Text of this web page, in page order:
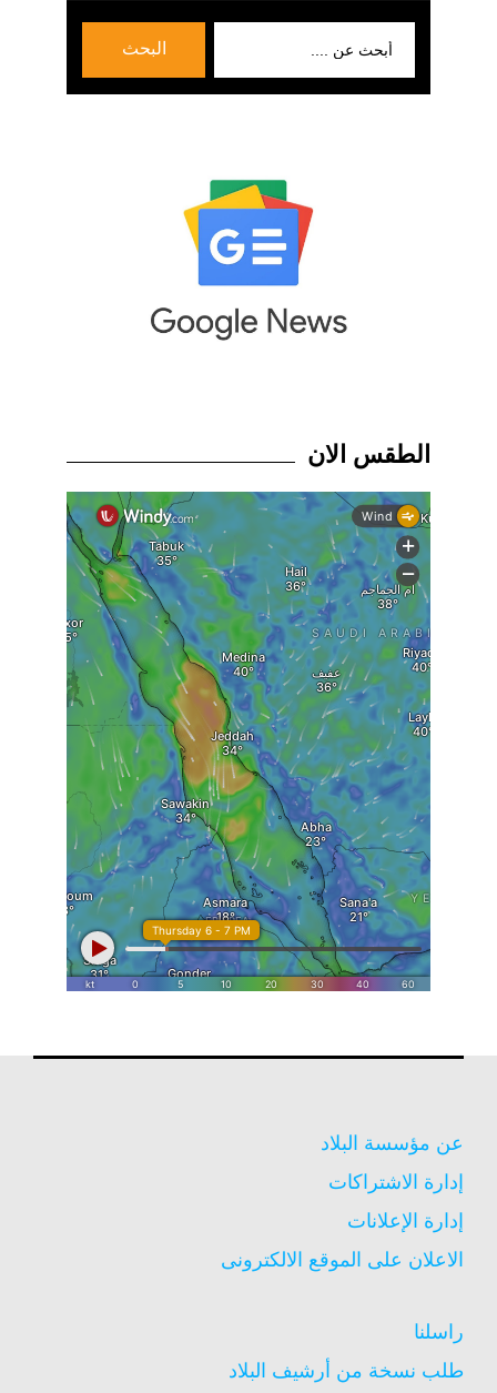
البحث
الطقس الان
عن مؤسسة البلاد
إدارة الاشتراكات
إدارة الإعلانات
الاعلان على الموقع الالكترونى
راسلنا
طلب نسخة من أرشيف البلاد